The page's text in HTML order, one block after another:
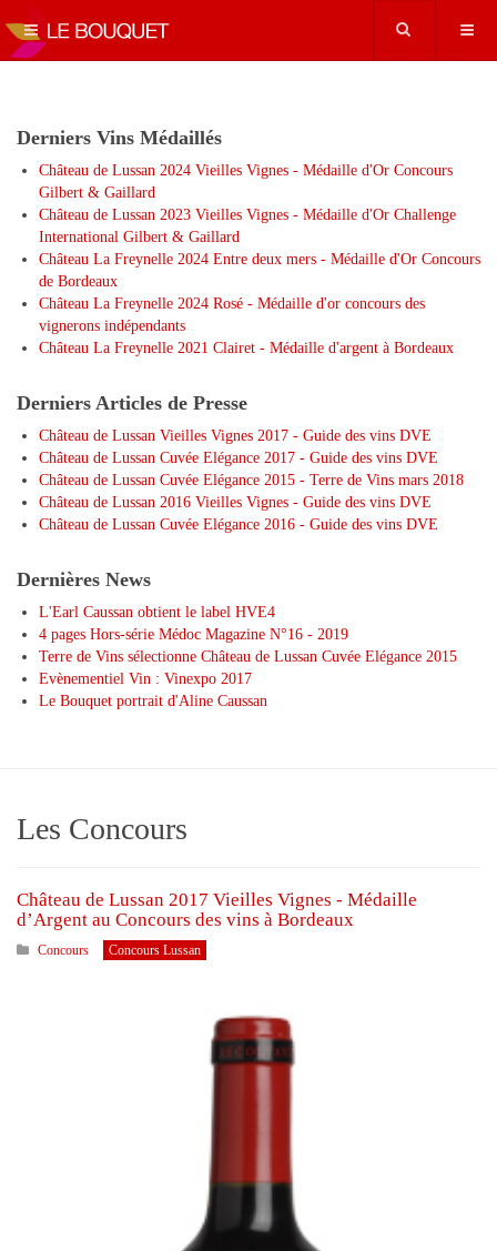
Derniers Vins Médaillés
Château de Lussan 2024 Vieilles Vignes - Médaille d'Or Concours
Gilbert & Gaillard
Château de Lussan 2023 Vieilles Vignes - Médaille d'Or Challenge
International Gilbert & Gaillard
Château La Freynelle 2024 Entre deux mers - Médaille d'Or Concours
de Bordeaux
Château La Freynelle 2024 Rosé - Médaille d'or concours des
vignerons indépendants
Château La Freynelle 2021 Clairet - Médaille d'argent à Bordeaux
Derniers Articles de Presse
Château de Lussan Vieilles Vignes 2017 - Guide des vins DVE
Château de Lussan Cuvée Elégance 2017 - Guide des vins DVE
Château de Lussan Cuvée Elégance 2015 - Terre de Vins mars 2018
Château de Lussan 2016 Vieilles Vignes - Guide des vins DVE
Château de Lussan Cuvée Elégance 2016 - Guide des vins DVE
Dernières News
L'Earl Caussan obtient le label HVE4
4 pages Hors-série Médoc Magazine N°16 - 2019
Terre de Vins sélectionne Château de Lussan Cuvée Elégance 2015
Evènementiel Vin : Vinexpo 2017
Le Bouquet portrait d'Aline Caussan
Les Concours
Château de Lussan 2017 Vieilles Vignes - Médaille
d’Argent au Concours des vins à Bordeaux
Concours Concours Lussan